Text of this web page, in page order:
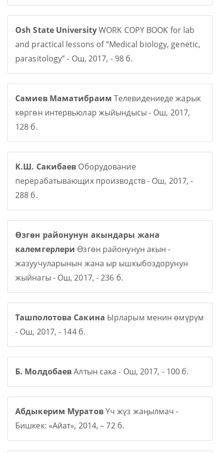
Osh State UniversityWORK COPY BOOK for lab
and practical lessons of “Medical biology, genetic,
parasitology” - Ош, 2017, - 98 б.
Самиев Маматибраим Телевидениеде жарык
көргөн интервьюлар жыйындысы - Ош, 2017,
128 б.
К.Ш. Сакибаев Оборудование
перерабатывающих производств - Ош, 2017, -
288 б.
Өзгөн районунун акындары жана
калемгерлери Өзгөн районунун акын -
жазуучуларынын жана ыр ышкыбоздорунун
жыйнагы - Ош, 2017, - 236 б.
Ташполотова Сакина Ырларым менин өмүрүм
- Ош, 2017, - 144 б.
Б. МолдобаевАлтын сака - Ош, 2017, - 100 б.
Абдыкерим МуратовҮч жүз жаңылмач -
Бишкек: «Айат», 2014, – 72 б.